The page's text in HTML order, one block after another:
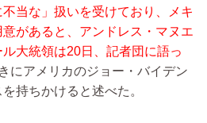
不当な」扱いを受けており、メキ
があると、アンドレス・マヌエ
大統領は20日、記者団に語っ
にアメリカのジョー・バイデン
持ちかけると述べた。